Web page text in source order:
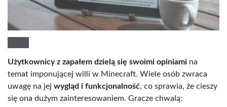
Użytkownicy z zapałem dzielą się swoimi opiniami na
temat imponującej willi w Minecraft. Wiele osób zwraca
uwagę na jej wygląd i funkcjonalność, co sprawia, że cieszy
się ona dużym zainteresowaniem. Gracze chwalą: